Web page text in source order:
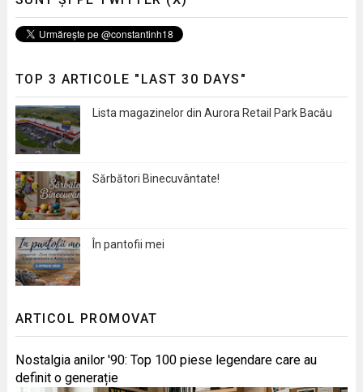
TOP 3 ARTICOLE "LAST 30 DAYS"
Lista magazinelor din Aurora Retail Park Bacău
Sărbători Binecuvântate!
În pantofii mei
ARTICOL PROMOVAT
Nostalgia anilor '90: Top 100 piese legendare care au
definit o generație